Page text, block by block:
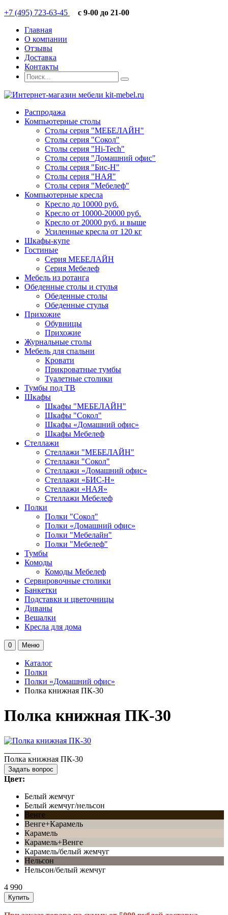
+7 (495) 723-63-45
c 9-00 до 21-00
Главная
О компании
Отзывы
Доставка
Контакты
Распродажа
Компьютерные столы
Столы серия "МЕБЕЛАЙН"
Столы серия "Сокол"
Столы серия "Hi-Tech"
Столы серия "Домашний офис"
Столы серия "Бис-Н"
Столы серия "НАЯ"
Столы серия "Мебелеф"
Компьютерные кресла
Кресло до 10000 руб.
Кресло от 10000-20000 руб.
Кресло от 20000 руб. и выше
Усиленные кресла от 120 кг
Шкафы-купе
Гостиные
Серия МЕБЕЛАЙН
Серия Мебелеф
Мебель из ротанга
Обеденные столы и стулья
Обеденные столы
Обеденные стулья
Прихожие
Обувницы
Прихожие
Журнальные столы
Мебель для спальни
Кровати
Прикроватные тумбы
Туалетные столики
Тумбы под ТВ
Шкафы
Шкафы "МЕБЕЛАЙН"
Шкафы "Сокол"
Шкафы «Домашний офис»
Шкафы Мебелеф
Стеллажи
Стеллажи "МЕБЕЛАЙН"
Стеллажи "Сокол"
Стеллажи «Домашний офис»
Стеллажи «БИС-Н»
Стеллажи «НАЯ»
Стеллажи Мебелеф
Полки
Полки "Сокол"
Полки «Домашний офис»
Полки "Мебелайн"
Полки "Мебелеф"
Тумбы
Комоды
Комоды Мебелеф
Сервировочные столики
Банкетки
Подставки и цветочницы
Диваны
Вешалки
Кресла для дома
0 Меню
Каталог
Полки
Полки «Домашний офис»
Полка книжная ПК-30
Полка книжная ПК-30
Полка книжная ПК-30
Задать вопрос
Цвет:
Белый жемчуг
Белый жемчуг/нельсон
Венге
Венге+Карамель
Карамель
Карамель+Венге
Карамель/белый жемчуг
Нельсон
Нельсон/белый жемчуг
4 990
Купить